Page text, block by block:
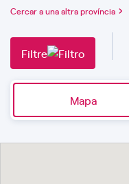
Cercar a una altra província
Filtre
Mapa